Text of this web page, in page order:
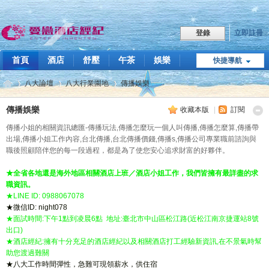
登錄 立即註冊
快捷導航
首頁 酒店 舒壓 午茶
娛樂
職缺
點我LINE 飯局傳播 技巧教學 關於我們
愛
戀
»
八大論壇
›
八大行業園地
›
傳播娛樂
收藏本版 訂閱
傳播娛樂
傳播小姐的相關資訊總匯-傳播玩法,傳播怎麼玩一個人叫傳播,傳播怎麼算,傳播帶
出場,傳播小姐工作內容,台北傳播,台北傳播價錢,傳播s,傳播公司專業職前諮詢與
職後照顧陪伴您的每一段過程，都是為了使您安心追求財富的好夥伴。
★全省各地還是海外地區相關酒店上班／酒店小姐工作，我們皆擁有最詳盡的求
職資訊。
★LINE ID: 0988067078
★微信ID: night078
★面試時間:下午1點到凌晨6點 地址:臺北市中山區松江路(近松江南京捷運站8號
出口)
★酒店經紀:擁有十分充足的酒店經紀以及相關酒店打工經驗新資訊,在不景氣時幫
助您渡過難關
★八大工作時間彈性，急難可現領薪水，供住宿